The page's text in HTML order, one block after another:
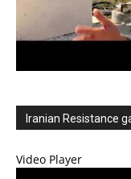
Iranian Resistance
Video Player